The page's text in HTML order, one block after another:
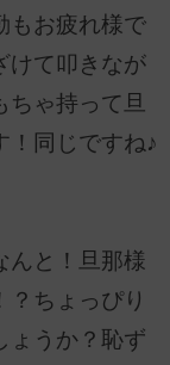
もお疲れ様で
けて叩きなが
ちゃ持って旦
！同じですね♪
んと！旦那様
ちょっぴり
ょうか？恥ず